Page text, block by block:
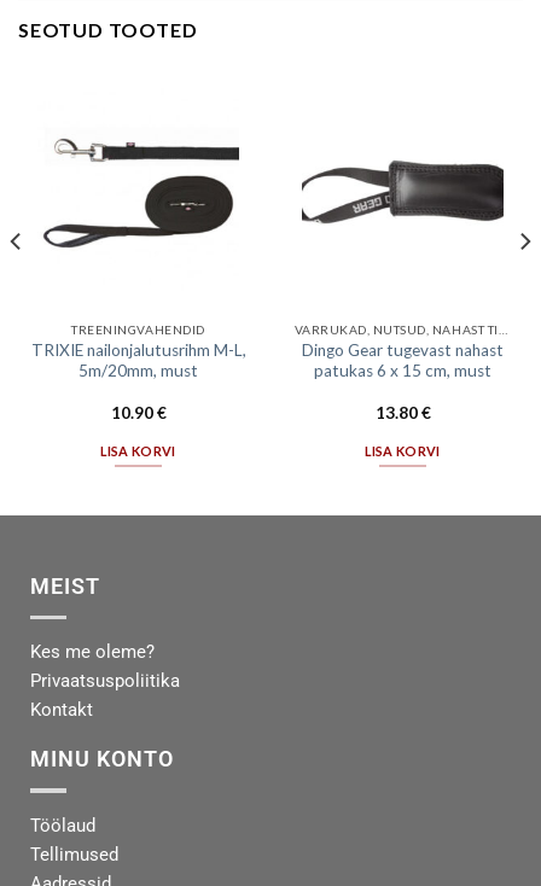
SEOTUD TOOTED
TREENINGVAHENDID
TRIXIE nailonjalutusrihm M-L,
5m/20mm, must
10.90€
LISA KORVI
Dingo Gear tugevast nahast
patukas 6 x 15 cm, must
13.80€
LISA KORVI
MEIST
Kes me oleme?
Privaatsuspoliitika
Kontakt
MINU KONTO
Töölaud
Tellimused